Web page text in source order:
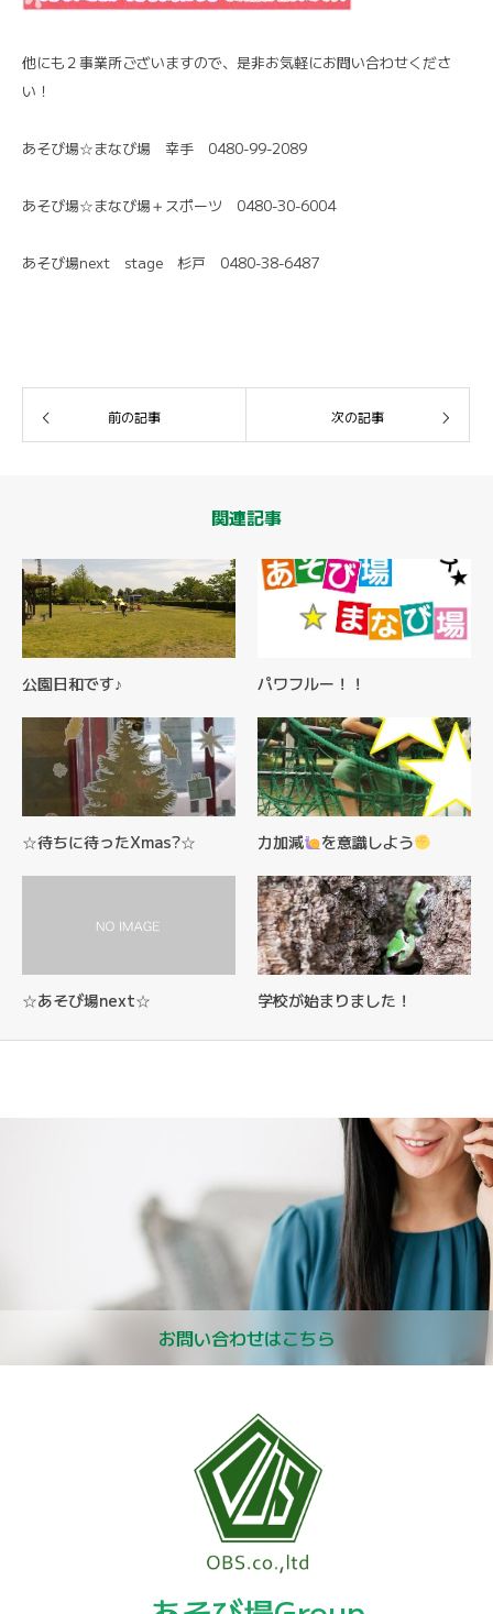
他にも２事業所ございますので、是非お気軽にお問い合わせくださ
い！
あそび場☆まなび場 幸手 0480-99-2089
あそび場☆まなび場＋スポーツ 0480-30-6004
あそび場next stage 杉戸 0480-38-6487
前の記事 次の記事
関連記事
公園日和です♪ パワフルー！！
☆待ちに待ったXmas?☆ 力加減 を意識しよう
☆あそび場next☆ 学校が始まりました！
お問い合わせはこちら